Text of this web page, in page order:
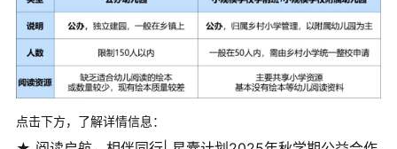
点击下方，了解详情信息：